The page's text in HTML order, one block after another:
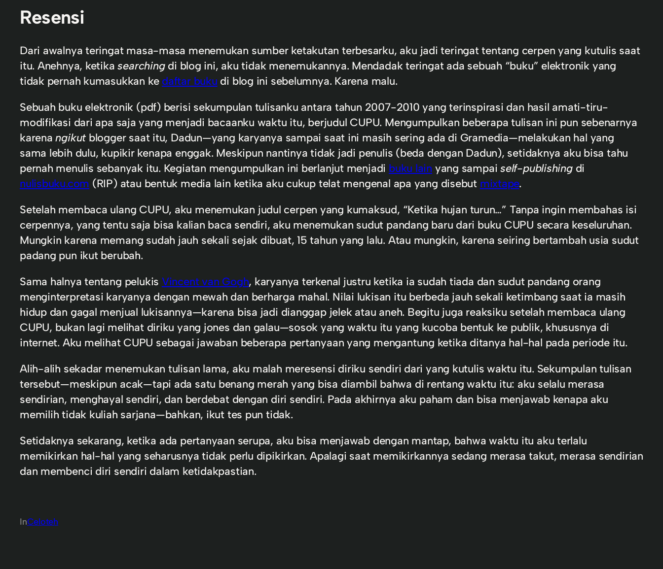
Resensi
Dari awalnya teringat masa-masa menemukan sumber ketakutan terbesarku, aku jadi teringat tentang cerpen yang kutulis saat
itu. Anehnya, ketikasearching di blog ini, aku tidak menemukannya. Mendadak teringat ada sebuah “buku” elektronik yang
tidak pernah kumasukkan ke daftar buku di blog ini sebelumnya. Karena malu.
Sebuah buku elektronik (pdf) berisi sekumpulan tulisanku antara tahun 2007-2010 yang terinspirasi dan hasil amati-tiru-
modifikasi dari apa saja yang menjadi bacaanku waktu itu, berjudul CUPU. Mengumpulkan beberapa tulisan ini pun sebenarnya
karenangikut blogger saat itu, Dadun—yang karyanya sampai saat ini masih sering ada di Gramedia—melakukan hal yang
sama lebih dulu, kupikir kenapa enggak. Meskipun nantinya tidak jadi penulis (beda dengan Dadun), setidaknya aku bisa tahu
pernah menulis sebanyak itu. Kegiatan mengumpulkan ini berlanjut menjadi buku lain yang sampaiself-publishingdi
nulisbuku.com (RIP) atau bentuk media lain ketika aku cukup telat mengenal apa yang disebut mixtape.
Setelah membaca ulang CUPU, aku menemukan judul cerpen yang kumaksud, “Ketika hujan turun…” Tanpa ingin membahas isi
cerpennya, yang tentu saja bisa kalian baca sendiri, aku menemukan sudut pandang baru dari buku CUPU secara keseluruhan.
Mungkin karena memang sudah jauh sekali sejak dibuat, 15 tahun yang lalu. Atau mungkin, karena seiring bertambah usia sudut
padang pun ikut berubah.
Sama halnya tentang pelukis Vincent van Gogh, karyanya terkenal justru ketika ia sudah tiada dan sudut pandang orang
menginterpretasi karyanya dengan mewah dan berharga mahal. Nilai lukisan itu berbeda jauh sekali ketimbang saat ia masih
hidup dan gagal menjual lukisannya—karena bisa jadi dianggap jelek atau aneh. Begitu juga reaksiku setelah membaca ulang
CUPU, bukan lagi melihat diriku yang jones dan galau—sosok yang waktu itu yang kucoba bentuk ke publik, khususnya di
internet. Aku melihat CUPU sebagai jawaban beberapa pertanyaan yang mengantung ketika ditanya hal-hal pada periode itu.
Alih-alih sekadar menemukan tulisan lama, aku malah meresensi diriku sendiri dari yang kutulis waktu itu. Sekumpulan tulisan
tersebut—meskipun acak—tapi ada satu benang merah yang bisa diambil bahwa di rentang waktu itu: aku selalu merasa
sendirian, menghayal sendiri, dan berdebat dengan diri sendiri. Pada akhirnya aku paham dan bisa menjawab kenapa aku
memilih tidak kuliah sarjana—bahkan, ikut tes pun tidak.
Setidaknya sekarang, ketika ada pertanyaan serupa, aku bisa menjawab dengan mantap, bahwa waktu itu aku terlalu
memikirkan hal-hal yang seharusnya tidak perlu dipikirkan. Apalagi saat memikirkannya sedang merasa takut, merasa sendirian
dan membenci diri sendiri dalam ketidakpastian.
InCeloteh